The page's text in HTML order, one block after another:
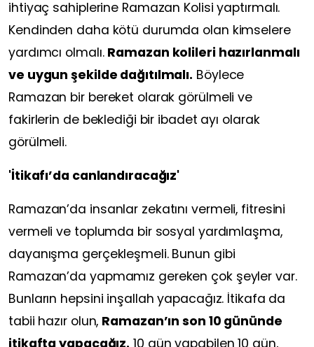
ihtiyaç sahiplerine Ramazan Kolisi yaptırmalı.
Kendinden daha kötü durumda olan kimselere
yardımcı olmalı. Ramazan kolileri hazırlanmalı
ve uygun şekilde dağıtılmalı. Böylece
Ramazan bir bereket olarak görülmeli ve
fakirlerin de beklediği bir ibadet ayı olarak
görülmeli.
'İtikafı’da canlandıracağız'
Ramazan’da insanlar zekatını vermeli, fitresini
vermeli ve toplumda bir sosyal yardımlaşma,
dayanışma gerçekleşmeli. Bunun gibi
Ramazan’da yapmamız gereken çok şeyler var.
Bunların hepsini inşallah yapacağız. İtikafa da
tabii hazır olun, Ramazan’ın son 10 gününde
itikafta yapacağız. 10 gün yapabilen 10 gün,